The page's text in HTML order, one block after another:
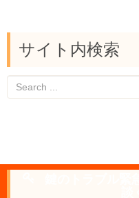
サイト内検索